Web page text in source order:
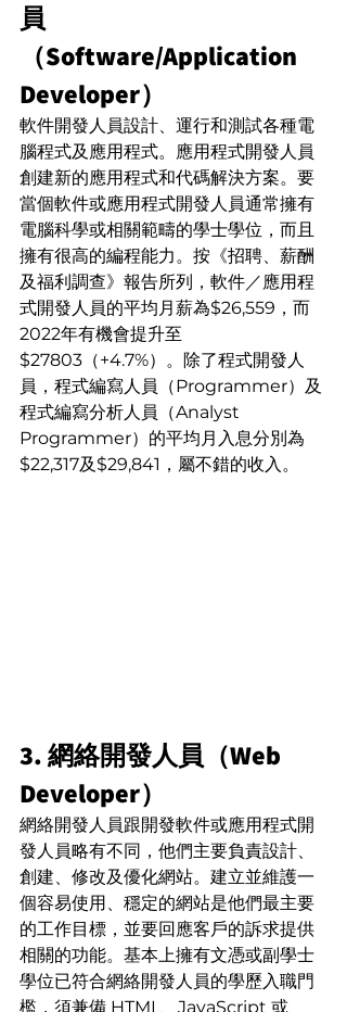
員
（Software/Application
Developer）
軟件開發人員設計、運行和測試各種電
腦程式及應用程式。應用程式開發人員
創建新的應用程式和代碼解決方案。要
當個軟件或應用程式開發人員通常擁有
電腦科學或相關範疇的學士學位，而且
擁有很高的編程能力。按《招聘、薪酬
及福利調查》報告所列，軟件／應用程
式開發人員的平均月薪為$26,559，而
2022年有機會提升至
$27803（+4.7%）。除了程式開發人
員，程式編寫人員（Programmer）及
程式編寫分析人員（Analyst
Programmer）的平均月入息分別為
$22,317及$29,841，屬不錯的收入。
3. 網絡開發人員（Web
Developer）
網絡開發人員跟開發軟件或應用程式開
發人員略有不同，他們主要負責設計、
創建、修改及優化網站。建立並維護一
個容易使用、穩定的網站是他們最主要
的工作目標，並要回應客戶的訴求提供
相關的功能。基本上擁有文憑或副學士
學位已符合網絡開發人員的學歷入職門
檻，須兼備 HTML、JavaScript 或